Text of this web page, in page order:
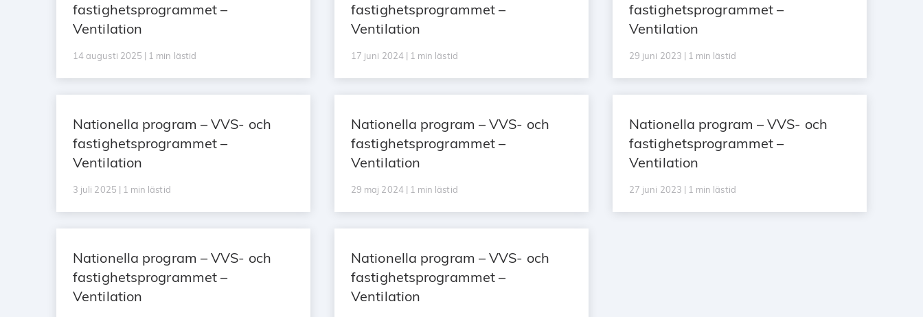
fastighetsprogrammet –
Ventilation
14 augusti 2025 | 1 min lästid
Nationella program – VVS- och
fastighetsprogrammet –
Ventilation
3 juli 2025 | 1 min lästid
Nationella program – VVS- och
fastighetsprogrammet –
Ventilation
fastighetsprogrammet –
Ventilation
17 juni 2024 | 1 min lästid
Nationella program – VVS- och
fastighetsprogrammet –
Ventilation
29 maj 2024 | 1 min lästid
Nationella program – VVS- och
fastighetsprogrammet –
Ventilation
fastighetsprogrammet –
Ventilation
29 juni 2023 | 1 min lästid
Nationella program – VVS- och
fastighetsprogrammet –
Ventilation
27 juni 2023 | 1 min lästid